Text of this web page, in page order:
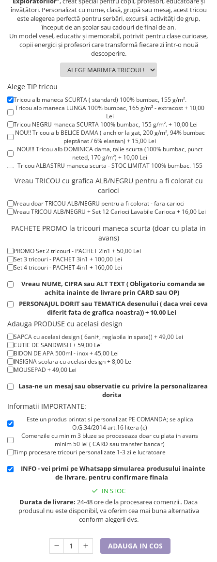
Lenjerii de pat pentru copii
Cadouri Cuplu
Pijamale de CRACIUN
Halate si capoate
Pijamale
WINTER Collection
Halate si pijamale Family
Incaltaminte
Seturi elegante femei
Umbrele
Pijamale de copii
Pijamale BIG SIZE femei
Tricouri de craciun
Tricouri de cuplu Valentine's Day
Cadouri pentru Bunici
Cadouri pentru Nasi si Fini
Cadouri pentru Mama
Cadouri pentru profesori sau absolventi
Cadouri Back to school
Cadouri de Paște
Cadouri Traditionale Romanesti
8 Martie
Cadouri pentru CUPLU El & Ea
Cadouri Iubitori de animale
Cadouri GRAVIDE
Cadouri Colegi, sefi sau angajati
Cadouri pentru Doctori
Cadouri pentru Sfânta Maria
Martisoare
învățători. Personalizat cu nume, clasă, grupă sau mesaj, acest tricou
este alegerea perfectă pentru serbări, excursii, activități de grup,
început de an școlar sau cadouri de final de an.
Un model vesel, educativ și memorabil, potrivit pentru clase curioase,
copii energici și profesori care transformă fiecare zi într-o nouă
descoperire.
Alege TIP tricou
Tricou alb maneca SCURTA ( standard) 100% bumbac, 155 g/m².
Tricou alb maneca LUNGA 100% bumbac, 165 g/m² - extracost + 10,00
Lei
Tricou NEGRU maneca SCURTA 100% bumbac, 155 g/m². + 10,00 Lei
NOU!! Tricou alb BELICE DAMA ( anchior la gat, 200 g/m², 94% bumbac
pieptănat / 6% elastan) + 15,00 Lei
NOU!!! Tricou alb DOMINICA dama, talie scurta (100% bumbac, punct
neted, 170 g/m²) + 10,00 Lei
Tricou ALBASTRU maneca scurta - STOC LIMITAT 100% bumbac, 155
Tricou ROSU maneca scurta 100% bumbac, 155 g/m². + 15,00 Lei
Tricou POLO alb maneca SCURTA 200-220 g/m² - marimi COPII + 15,00
Tricou POLO alb maneca LUNGA 200-220 g/m² marimi COPII + 20,00
Lei
Tricou ROSU maneca LUNGA ( STOC LIMITAT) 100% bumbac, 165 g/m²
- extracost + 20,00 Lei
Vreau TRICOU cu grafica ALB/NEGRU pentru a fi colorat cu
carioci
Vreau doar TRICOU ALB/NEGRU pentru a fi colorat - fara carioci
Vreau TRICOU ALB/NEGRU + Set 12 Carioci Lavabile Carioca + 16,00 Lei
PACHETE PROMO la tricouri maneca scurta (doar cu plata in
avans)
PROMO Set 2 tricouri - PACHET 2in1 + 50,00 Lei
Set 3 tricouri - PACHET 3in1 + 100,00 Lei
Set 4 tricouri - PACHET 4in1 + 160,00 Lei
Vreau NUME, CIFRA sau ALT TEXT ( Obligatoriu comanda se
achita inainte de livrare prin CARD sau OP)
PERSONAJUL DORIT sau TEMATICA desenului ( daca vrei ceva
diferit fata de grafica noastra)) + 10,00 Lei
Adauga PRODUSE cu acelasi design
SAPCA cu acelasi design ( 6ani+, reglabila in spate)) + 49,00 Lei
CUTIE DE SANDWISH + 59,00 Lei
BIDON DE APA 500ml - inox + 45,00 Lei
INSIGNA scolara cu acelasi design + 8,00 Lei
MOUSEPAD + 49,00 Lei
Lasa-ne un mesaj sau observatie cu privire la personalizarea
dorita
Informatii IMPORTANTE:
Este un produs printat si personalizat PE COMANDA; se aplica
O.G.34/2014 art.16 litera (c)
Comenzile cu minim 3 bluze se proceseaza doar cu plata in avans
minim 50 lei ( CARD sau transfer bancar)
Timp procesare tricouri personalizate 1-3 zile lucratoare
INFO - vei primi pe Whatsapp simularea produsului inainte
de livrare, pentru confirmare finala
IN STOC
Durata de livrare: 24-48 ore de la procesarea comenzii.. Daca
produsul nu este disponibil, va oferim cea mai buna alternativa
conform alegerii dvs.
ADAUGA IN COS